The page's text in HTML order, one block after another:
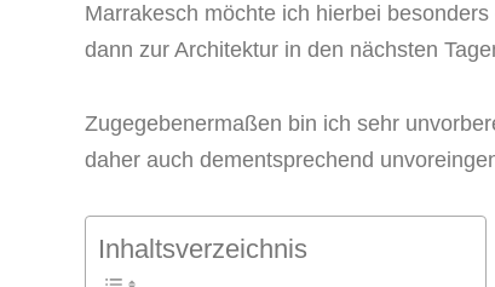
Marrakesch möchte ich hierbei
dann zur Architektur in den nächsten
Zugegebenermaßen bin ich sehr
daher auch dementsprechend
Inhaltsverzeichnis